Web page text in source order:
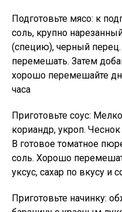
Подготовьте мясо: к
соль, крупно
(специю), черный
перемешать. Затем
хорошо перемешайте
часа
Приготовьте соус:
кориандр, укроп.
В готовое томатное
соль. Хорошо
уксус, сахар по вкусу и
Приготовьте начинку: